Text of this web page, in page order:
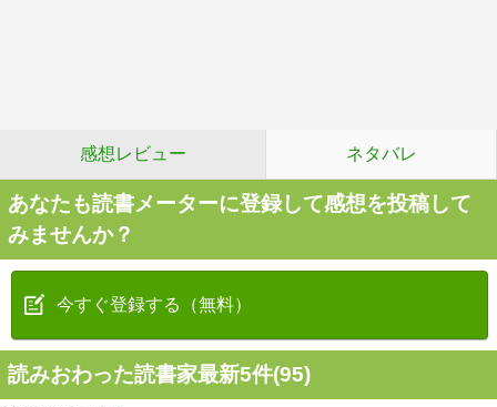
感想レビュー ネタバレ
あなたも読書メーターに登録して感想を投稿して
みませんか？
今すぐ登録する（無料）
読みおわった読書家最新5件(95)